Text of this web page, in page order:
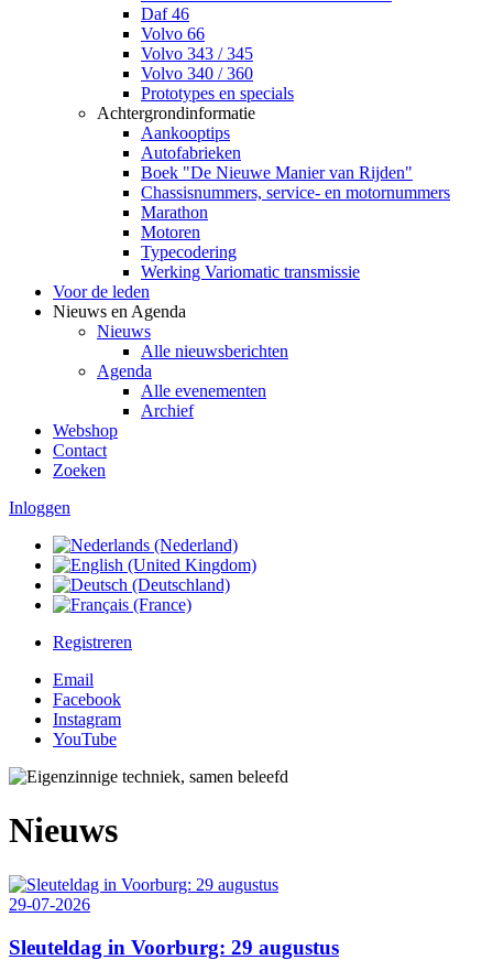
Daf 46
Volvo 66
Volvo 343 / 345
Volvo 340 / 360
Prototypes en specials
Achtergrondinformatie
Aankooptips
Autofabrieken
Boek "De Nieuwe Manier van Rijden"
Chassisnummers, service- en motornummers
Marathon
Motoren
Typecodering
Werking Variomatic transmissie
Voor de leden
Nieuws en Agenda
Nieuws
Alle nieuwsberichten
Agenda
Alle evenementen
Archief
Webshop
Contact
Zoeken
Inloggen
Registreren
Email
Facebook
Instagram
YouTube
Nieuws
29-07-2026
Sleuteldag in Voorburg: 29 augustus